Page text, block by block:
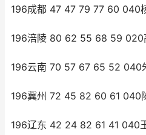
196成都 47 47 79 77 60 040
196涪陵 80 62 55 68 59 020
196云南 70 57 67 65 52 040
196冀州 72 45 82 60 61 040
196辽东 42 24 82 61 41 040